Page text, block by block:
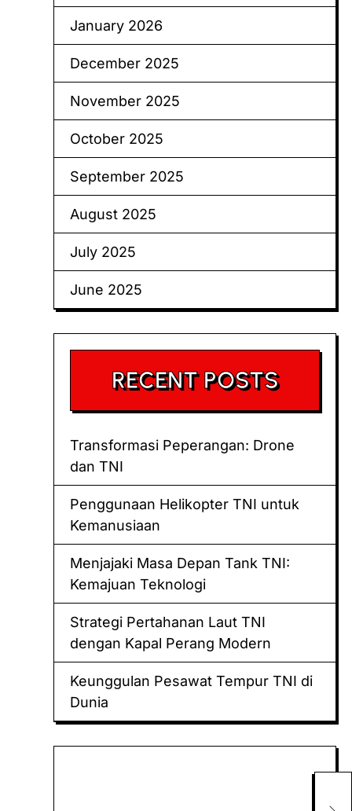
January 2026
December 2025
November 2025
October 2025
September 2025
August 2025
July 2025
June 2025
RECENT POSTS
Transformasi Peperangan: Drone
dan TNI
Penggunaan Helikopter TNI untuk
Kemanusiaan
Menjajaki Masa Depan Tank TNI:
Kemajuan Teknologi
Strategi Pertahanan Laut TNI
dengan Kapal Perang Modern
Keunggulan Pesawat Tempur TNI di
Dunia